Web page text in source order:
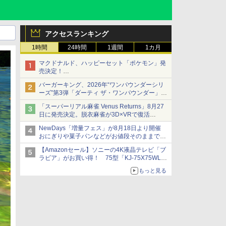
アクセスランキング
1時間 24時間 1週間 1カ月
マクドナルド、ハッピーセット「ポケモン」発
売決定！
ポケモン30周年記念で30匹が大集合
バーガーキング、2026年“ワンパウンダーシリ
ーズ”第3弾「ダーティ ザ・ワンパウンダー」を
8月7日発売
「特製ガーリックマヨソース」を使用した超大
型チーズバーガー
「スーパーリアル麻雀 Venus Returns」8月27
日に発売決定。脱衣麻雀が3D×VRで復活
発売から2週間は20%オフになるセールが実施
NewDays「増量フェス」が8月18日より開催
おにぎりや菓子パンなどがお値段そのままで最
大50%増量！
【Amazonセール】ソニーの4K液晶テレビ「ブ
ラビア」がお買い得！ 75型「KJ-75X75WL」
もっと見る